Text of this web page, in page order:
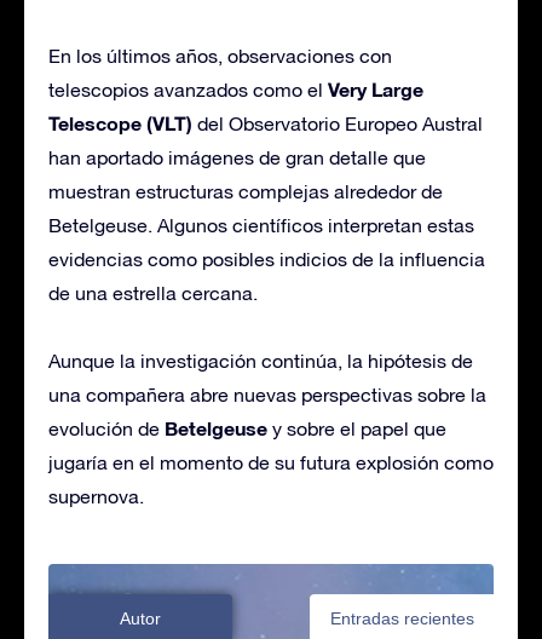
En los últimos años, observaciones con
telescopios avanzados como el Very Large
Telescope (VLT) del Observatorio Europeo Austral
han aportado imágenes de gran detalle que
muestran estructuras complejas alrededor de
Betelgeuse. Algunos científicos interpretan estas
evidencias como posibles indicios de la influencia
de una estrella cercana.
Aunque la investigación continúa, la hipótesis de
una compañera abre nuevas perspectivas sobre la
evolución de Betelgeuse y sobre el papel que
jugaría en el momento de su futura explosión como
supernova.
Autor Entradas recientes